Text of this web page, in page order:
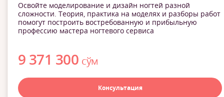
Освойте моделирование и дизайн ногтей разной
сложности. Теория, практика на моделях и разборы работ
помогут построить востребованную и прибыльную
профессию мастера ногтевого сервиса
9 371 300 сўм
Консультация